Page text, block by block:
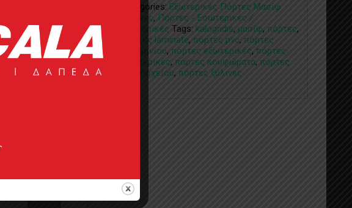
Categories: Εξωτερικές Πόρτες Μασίφ
Ξύλινες, Πόρτες - Εσωτερικές /
Εξωτερικές Tags: kalogridis, μασίφ, πόρτες,
Πόρτες laminate, πόρτες pvc, πόρτες
αλουμινίου, πόρτες εξωτερικές, πόρτες
εσωτερικές, πόρτες κουφώματα, πόρτες
ξενοδοχείου, πόρτες ξύλινες